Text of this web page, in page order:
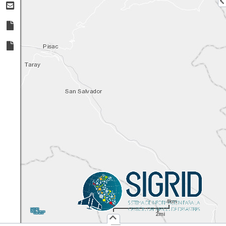
1:144,448
UTM
X: Y:
Usuario :
PUBLICO
Iniciar Sesión
4km
2mi